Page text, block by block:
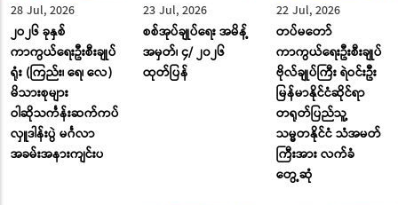
28 Jul, 2026
၂ဝ၂၆ ခုနှစ်
ကာကွယ်ရေးဦးစီးချုပ်
ရုံး (ကြည်း၊ ရေ၊ လေ)
မိသားစုများ
ဝါဆိုသင်္ကန်းဆက်ကပ်
လှူဒါန်းပွဲ မင်္ဂလာ
အခမ်းအနားကျင်းပ
23 Jul, 2026
စစ်အုပ်ချုပ်ရေး အမိန့်
အမှတ်၊ ၄/ ၂၀၂၆
ထုတ်ပြန်
22 Jul, 2026
တပ်မတော်
ကာကွယ်ရေးဦးစီးချုပ်
ဗိုလ်ချုပ်ကြီး ရဲဝင်းဦး
မြန်မာနိုင်ငံဆိုင်ရာ
တရုတ်ပြည်သူ့
သမ္မတနိုင်ငံ သံအမတ်
ကြီးအား လက်ခံ
တွေ့ဆုံ